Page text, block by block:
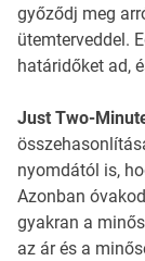
győződj meg
ütemterveddel.
határidőket ad,
Just Two-
nyomdától is,
Azonban
gyakran a
az ár és a